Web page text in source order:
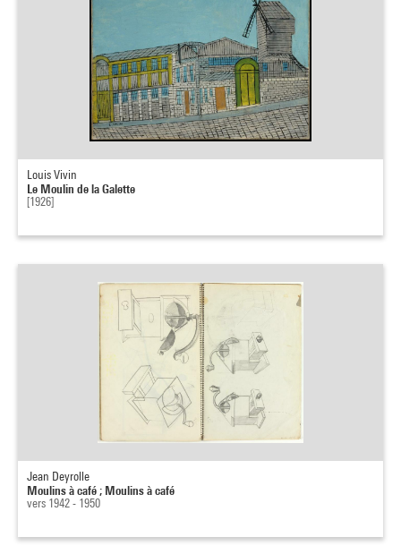
Louis Vivin
Le Moulin de la Galette
[1926]
Jean Deyrolle
Moulins à café ; Moulins à café
vers 1942 - 1950